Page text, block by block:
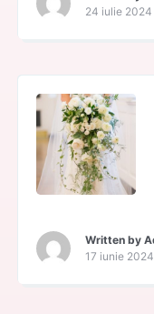
24 iulie 2024
Written by
17 iunie 2024